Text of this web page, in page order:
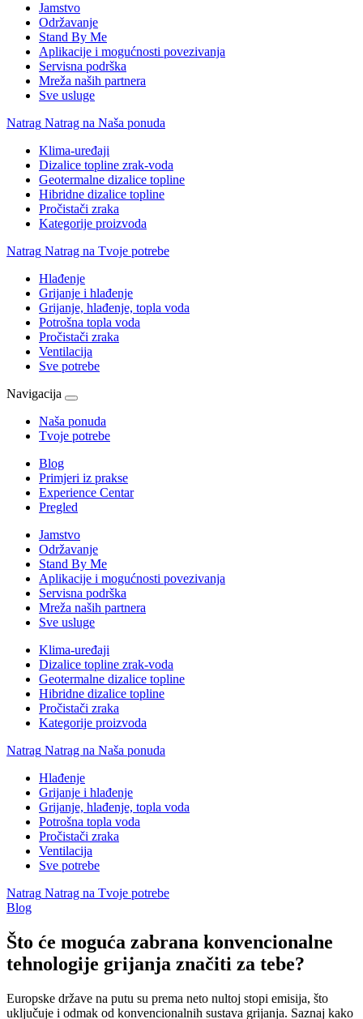
Jamstvo
Održavanje
Stand By Me
Aplikacije i mogućnosti povezivanja
Servisna podrška
Mreža naših partnera
Sve usluge
Natrag Natrag na Naša ponuda
Klima-uređaji
Dizalice topline zrak-voda
Geotermalne dizalice topline
Hibridne dizalice topline
Pročistači zraka
Kategorije proizvoda
Natrag Natrag na Tvoje potrebe
Hlađenje
Grijanje i hlađenje
Grijanje, hlađenje, topla voda
Potrošna topla voda
Pročistači zraka
Ventilacija
Sve potrebe
Navigacija
Naša ponuda
Tvoje potrebe
Blog
Primjeri iz prakse
Experience Centar
Pregled
Jamstvo
Održavanje
Stand By Me
Aplikacije i mogućnosti povezivanja
Servisna podrška
Mreža naših partnera
Sve usluge
Klima-uređaji
Dizalice topline zrak-voda
Geotermalne dizalice topline
Hibridne dizalice topline
Pročistači zraka
Kategorije proizvoda
Natrag Natrag na Naša ponuda
Hlađenje
Grijanje i hlađenje
Grijanje, hlađenje, topla voda
Potrošna topla voda
Pročistači zraka
Ventilacija
Sve potrebe
Natrag Natrag na Tvoje potrebe
Blog
Što će moguća zabrana konvencionalne
tehnologije grijanja značiti za tebe?
Europske države na putu su prema neto nultoj stopi emisija, što
uključuje i odmak od konvencionalnih sustava grijanja. Saznaj kako